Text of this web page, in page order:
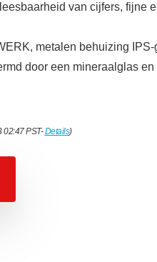
van cijfers, fijne
metalen behuizing IPS-
door een mineraalglas
02:47 PST-Details)